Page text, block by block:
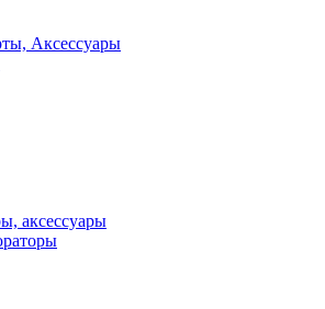
Аксессуары
аксессуары